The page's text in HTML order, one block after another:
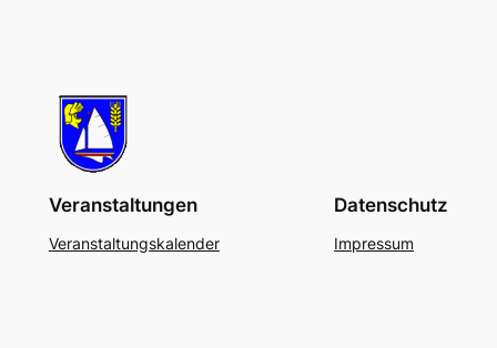
Veranstaltungen
Veranstaltungskalender
Datenschutz
Impressum